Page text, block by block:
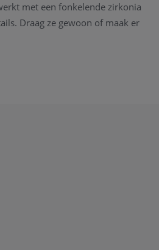
met een fonkelende zirkonia
Draag ze gewoon of maak er
een unieke oorbel te creëren.
u steeds